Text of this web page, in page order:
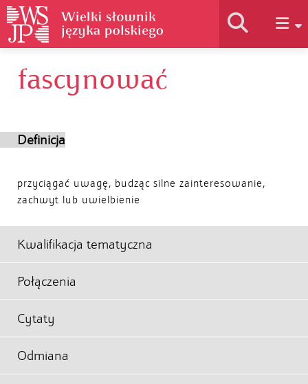
Historia słownika
fascynować
Definicja
przyciągać uwagę, budząc silne zainteresowanie,
zachwyt lub uwielbienie
Kwalifikacja tematyczna
Połączenia
Cytaty
Odmiana